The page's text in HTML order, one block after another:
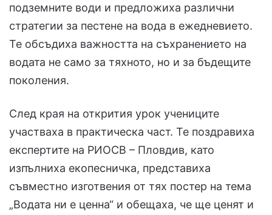
подземните води и предложиха различни
стратегии за пестене на вода в ежедневието.
Те обсъдиха важността на съхранението на
водата не само за тяхното, но и за бъдещите
поколения.
След края на открития урок учениците
участваха в практическа част. Те поздравиха
експертите на РИОСВ – Пловдив, като
изпълниха екопесничка, представиха
съвместно изготвения от тях постер на тема
„Водата ни е ценна“ и обещаха, че ще ценят и